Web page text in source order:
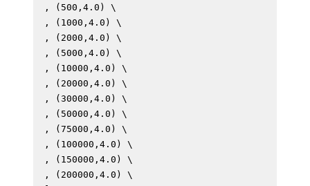
, (500,4.0) \
, (1000,4.0) \
, (2000,4.0) \
, (5000,4.0) \
, (10000,4.0) \
, (20000,4.0) \
, (30000,4.0) \
, (50000,4.0) \
, (75000,4.0) \
, (100000,4.0) \
, (150000,4.0) \
, (200000,4.0) \